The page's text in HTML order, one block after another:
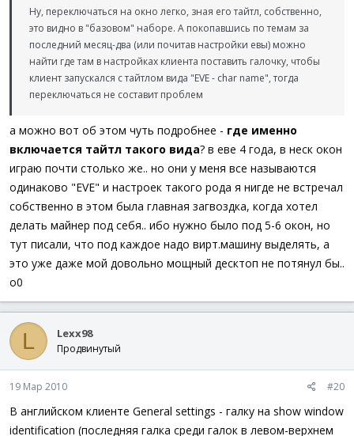
Ну, переключаться на окно легко, зная его тайтл, собственно,
это видно в "базовом" наборе. А покопавшись по темам за
последний месяц-два (или почитав настройки евы) можно
найти где там в настройках клиента поставить галочку, чтобы
клиент запускался с тайтлом вида "EVE - char name", тогда
переключаться не составит проблем
а можно вот об этом чуть подробнее - где именно
включается тайтл такого вида? в еве 4 года, в неск окон
играю почти столько же.. но они у меня все называются
одинаково "EVE" и настроек такого рода я нигде не встречал
собственно в этом была главная загвоздка, когда хотел
делать майнер под себя.. ибо нужно было под 5-6 окон, но
тут писали, что под каждое надо вирт.машину выделять, а
это уже даже мой довольно мощный десктоп не потянул бы..
о0
L Lexx98
Продвинутый
19 Мар 2010 #20
В английском клиенте General settings - галку на show window
identification (последняя галка среди галок в левом-верхнем